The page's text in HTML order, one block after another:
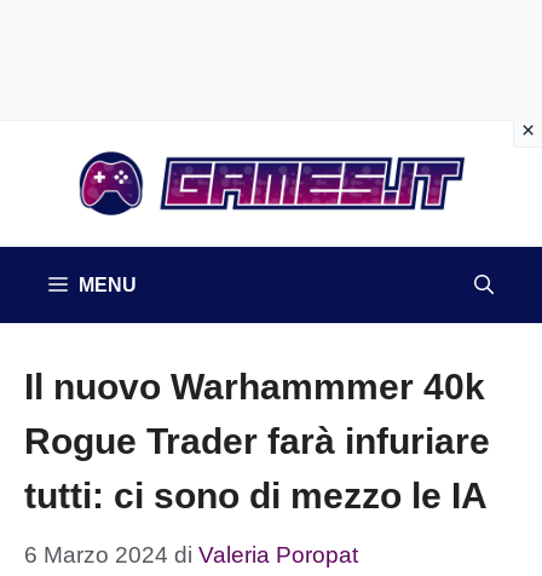
MENU
Il nuovo Warhammmer 40k
Rogue Trader farà infuriare
tutti: ci sono di mezzo le IA
6 Marzo 2024 di Valeria Poropat